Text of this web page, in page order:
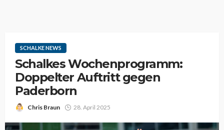
SCHALKE NEWS
Schalkes Wochenprogramm:
Doppelter Auftritt gegen
Paderborn
Chris Braun 28. April 2025